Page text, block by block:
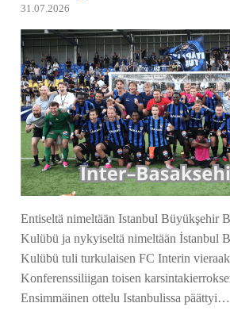
31.07.2026
Entiseltä nimeltään Istanbul Büyükşehir
Kulübü ja nykyiseltä nimeltään İstanbul
Kulübü tuli turkulaisen FC Interin
Konferenssiliigan toisen
Ensimmäinen ottelu Istanbulissa päättyi…